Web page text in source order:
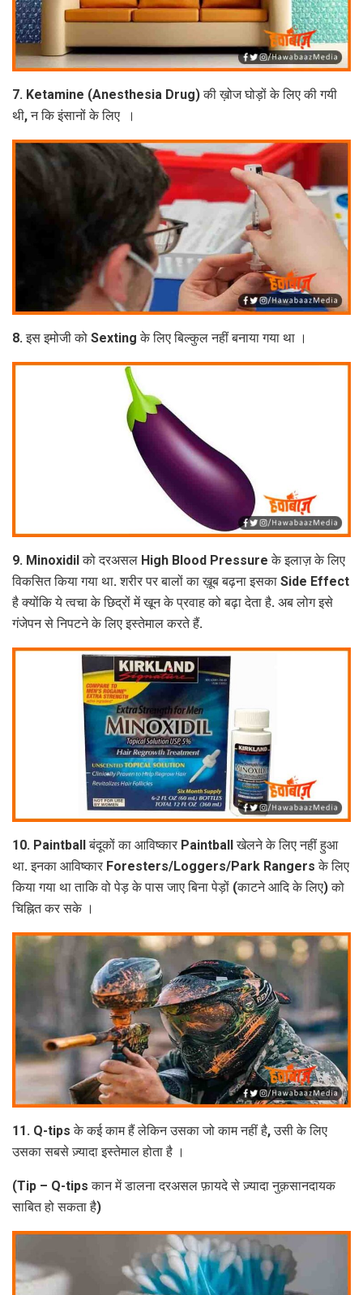
7. Ketamine (Anesthesia Drug) की ख़ोज घोड़ों के लिए की गयी
थी, न कि इंसानों के लिए ।
8. इस इमोजी को Sexting के लिए बिल्कुल नहीं बनाया गया था ।
9. Minoxidil को दरअसल High Blood Pressure के इलाज़ के लिए
विकसित किया गया था. शरीर पर बालों का ख़ूब बढ़ना इसका Side Effect
है क्योंकि ये त्वचा के छिद्रों में खून के प्रवाह को बढ़ा देता है. अब लोग इसे
गंजेपन से निपटने के लिए इस्तेमाल करते हैं.
10. Paintball बंदूकों का आविष्कार Paintball खेलने के लिए नहीं हुआ
था. इनका आविष्कार Foresters/Loggers/Park Rangers के लिए
किया गया था ताकि वो पेड़ के पास जाए बिना पेड़ों (काटने आदि के लिए) को
चिह्नित कर सके ।
11. Q-tips के कई काम हैं लेकिन उसका जो काम नहीं है, उसी के लिए
उसका सबसे ज़्यादा इस्तेमाल होता है ।
(Tip – Q-tips कान में डालना दरअसल फ़ायदे से ज़्यादा नुक़सानदायक
साबित हो सकता है)